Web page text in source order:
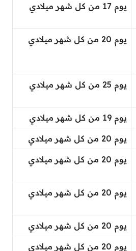
يوم 17 من كل شهر ميلادي
يوم 20 من كل شهر ميلادي
يوم 25 من كل شهر ميلادي
يوم 19 من كل شهر ميلادي
يوم 20 من كل شهر ميلادي
يوم 20 من كل شهر ميلادي
يوم 20 من كل شهر ميلادي
يوم 20 من كل شهر ميلادي
يوم 20 من كل شهر ميلادي